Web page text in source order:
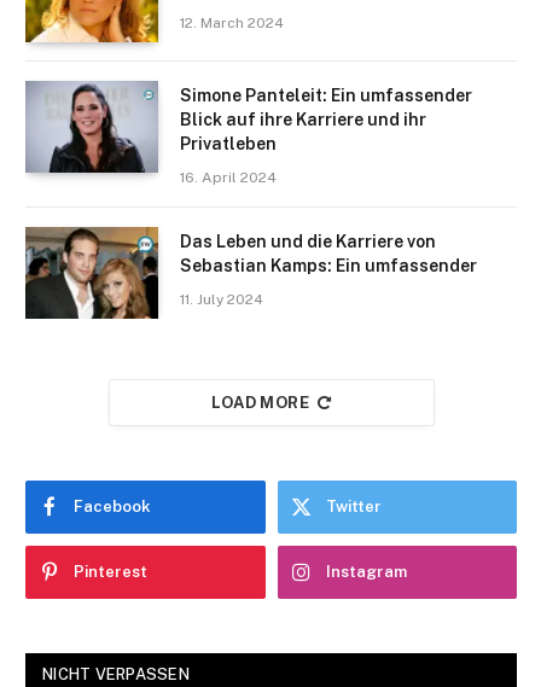
12. March 2024
Simone Panteleit: Ein umfassender
Blick auf ihre Karriere und ihr
Privatleben
16. April 2024
Das Leben und die Karriere von
Sebastian Kamps: Ein umfassender
11. July 2024
LOAD MORE
Facebook Twitter
Pinterest Instagram
NICHT VERPASSEN